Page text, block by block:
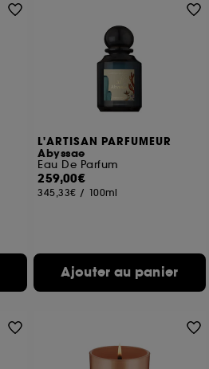
L'ARTISAN PARFUMEUR
Abyssae
Eau De Parfum
259,00€
345,33€ / 100ml
Ajouter au panier